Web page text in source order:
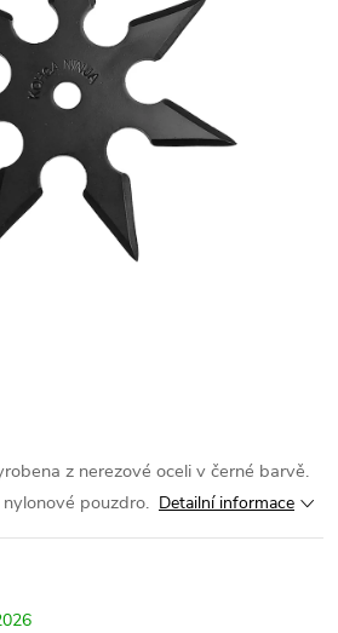
z nerezové oceli v černé barvě.
pouzdro. Detailní informace